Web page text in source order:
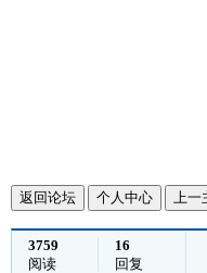
返回论坛 个人中心 上一
3759
阅读
16
回复